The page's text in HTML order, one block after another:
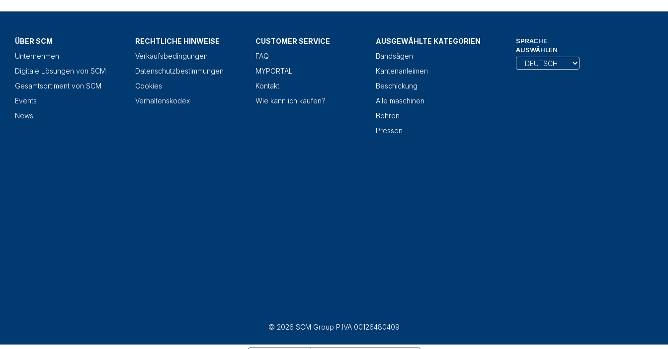
ÜBER SCM
Unternehmen
Digitale Lösungen von SCM
Gesamtsortiment von SCM
Events
News
RECHTLICHE HINWEISE
Verkaufsbedingungen
Datenschutzbestimmungen
Cookies
Verhaltenskodex
CUSTOMER SERVICE
FAQ
MYPORTAL
Kontakt
Wie kann ich kaufen?
AUSGEWÄHLTE KATEGORIEN
Bandsägen
Kantenanleimen
Beschickung
Alle maschinen
Bohren
Pressen
SPRACHE
AUSWÄHLEN
© 2026 SCM Group P.IVA 00126480409